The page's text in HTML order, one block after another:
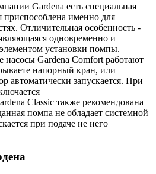
Gardena есть специальная
приспособлена именно для
Отличительная особенность -
одновременно и
установки помпы.
насосы Gardena Comfort работают
напорный кран, или
автоматически запускается. При
Classic также рекомендована
помпа не обладает системной
при подаче не него